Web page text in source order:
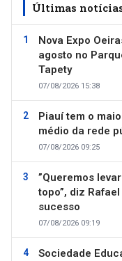
Últimas
Nova Expo
agosto no
Tapety
07/08/2026 15:38
Piauí tem o
médio da rede
07/08/2026 09:25
”Queremos
topo”, diz
sucesso
07/08/2026 09:19
Sociedade